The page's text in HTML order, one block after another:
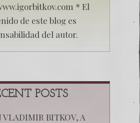
* El
de este blog es
del autor.
POSTS
VLADIMIR BITKOV, A